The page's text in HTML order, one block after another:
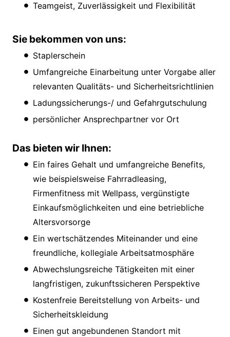
Teamgeist, Zuverlässigkeit und Flexibilität
Sie bekommen von uns:
Staplerschein
Umfangreiche Einarbeitung unter Vorgabe aller
relevanten Qualitäts- und Sicherheitsrichtlinien
Ladungssicherungs-/ und Gefahrgutschulung
persönlicher Ansprechpartner vor Ort
Das bieten wir Ihnen:
Ein faires Gehalt und umfangreiche Benefits,
wie beispielsweise Fahrradleasing,
Firmenfitness mit Wellpass, vergünstigte
Einkaufsmöglichkeiten und eine betriebliche
Altersvorsorge
Ein wertschätzendes Miteinander und eine
freundliche, kollegiale Arbeitsatmosphäre
Abwechslungsreiche Tätigkeiten mit einer
langfristigen, zukunftssicheren Perspektive
Kostenfreie Bereitstellung von Arbeits- und
Sicherheitskleidung
Einen gut angebundenen Standort mit